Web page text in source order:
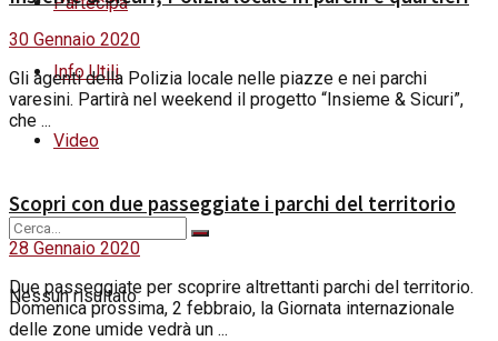
Info Utili
Video
Nessun risultato
30 Gennaio 2020
Gli agenti della Polizia locale nelle piazze e nei parchi
varesini. Partirà nel weekend il progetto “Insieme & Sicuri”,
che ...
Scopri con due passeggiate i parchi del territorio
28 Gennaio 2020
Due passeggiate per scoprire altrettanti parchi del territorio.
Domenica prossima, 2 febbraio, la Giornata internazionale
delle zone umide vedrà un ...